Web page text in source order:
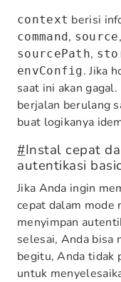
context berisi
command, source,
sourcePath,
envConfig. Jika
saat ini akan gagal.
berjalan berulang
buat logikanya
#Instal cepat
autentikasi
Jika Anda ingin
cepat dalam
menyimpan
selesai, Anda bisa
begitu, Anda tidak
untuk